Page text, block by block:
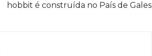
hobbit é construída no País de Gales